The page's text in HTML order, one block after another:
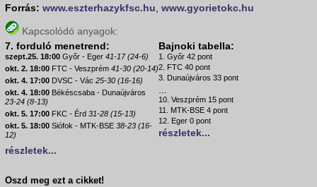
Forrás: www.eszterhazykfsc.hu, www.gyorietokc.hu
Kapcsolódó anyagok:
7. forduló menetrend:
szept.25. 18:00 Győr - Eger 41-17 (24-6)
okt. 2. 18:00 FTC - Veszprém 41-30 (20-14)
okt. 4. 17:00 DVSC - Vác 25-30 (16-16)
okt. 4. 18:00 Békéscsaba - Dunaújváros
23-24 (8-13)
okt. 5. 17:00 FKC - Érd 31-28 (15-13)
okt. 5. 18:00 Siófok - MTK-BSE 38-23 (16-
12)
részletek...
Bajnoki tabella:
1. Győr 42 pont
2. FTC 40 pont
3. Dunaújváros 33 pont
...
10. Veszprém 15 pont
11. MTK-BSE 4 pont
12. Eger 0 pont
részletek...
Oszd meg ezt a cikket!